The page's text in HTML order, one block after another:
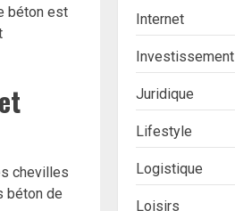
béton est
chevilles
béton de
Internet
Investissement
Juridique
Lifestyle
Logistique
Loisirs